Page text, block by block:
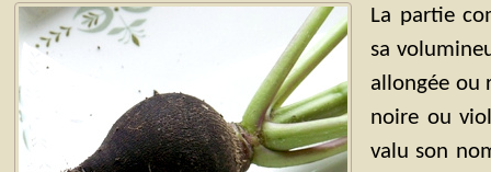
La partie
sa
allongée ou
noire ou
valu son